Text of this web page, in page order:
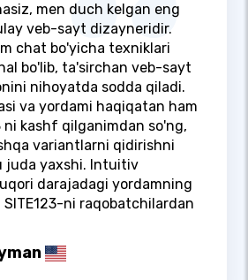
men duch kelgan eng
veb-sayt dizayneridir.
chat bo'yicha texniklari
bo'lib, ta'sirchan veb-sayt
nihoyatda sodda qiladi.
va yordami haqiqatan ham
ni kashf qilganimdan so'ng,
variantlarni qidirishni
juda yaxshi. Intuitiv
darajadagi yordamning
ni raqobatchilardan